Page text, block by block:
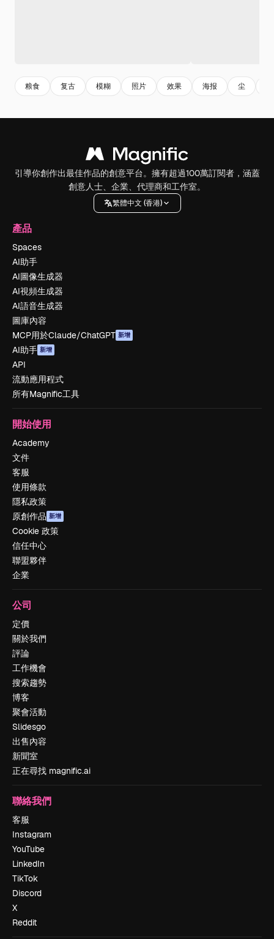
粮食 复古 模糊 照片 效果 海报 尘
引導你創作出最佳作品的創意平台。擁有超過100萬訂閱者，涵蓋
創意人士、企業、代理商和工作室。
繁體中文 (香港)
產品
Spaces
AI助手
AI圖像生成器
AI視頻生成器
AI語音生成器
圖庫內容
MCP用於Claude/ChatGPT 新增
AI助手 新增
API
流動應用程式
所有Magnific工具
開始使用
Academy
文件
客服
使用條款
隱私政策
原創作品 新增
Cookie 政策
信任中心
聯盟夥伴
企業
公司
定價
關於我們
評論
工作機會
搜索趨勢
博客
聚會活動
Slidesgo
出售內容
新聞室
正在尋找 magnific.ai
聯絡我們
客服
Instagram
YouTube
LinkedIn
TikTok
Discord
X
Reddit